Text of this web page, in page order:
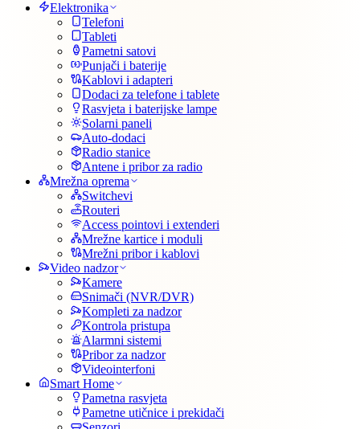
Elektronika
Telefoni
Tableti
Pametni satovi
Punjači i baterije
Kablovi i adapteri
Dodaci za telefone i tablete
Rasvjeta i baterijske lampe
Solarni paneli
Auto-dodaci
Radio stanice
Antene i pribor za radio
Mrežna oprema
Switchevi
Routeri
Access pointovi i extenderi
Mrežne kartice i moduli
Mrežni pribor i kablovi
Video nadzor
Kamere
Snimači (NVR/DVR)
Kompleti za nadzor
Kontrola pristupa
Alarmni sistemi
Pribor za nadzor
Videointerfoni
Smart Home
Pametna rasvjeta
Pametne utičnice i prekidači